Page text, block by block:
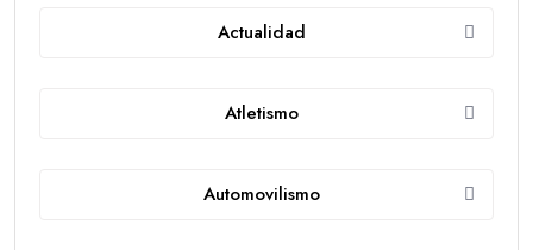
Actualidad
Atletismo
Automovilismo